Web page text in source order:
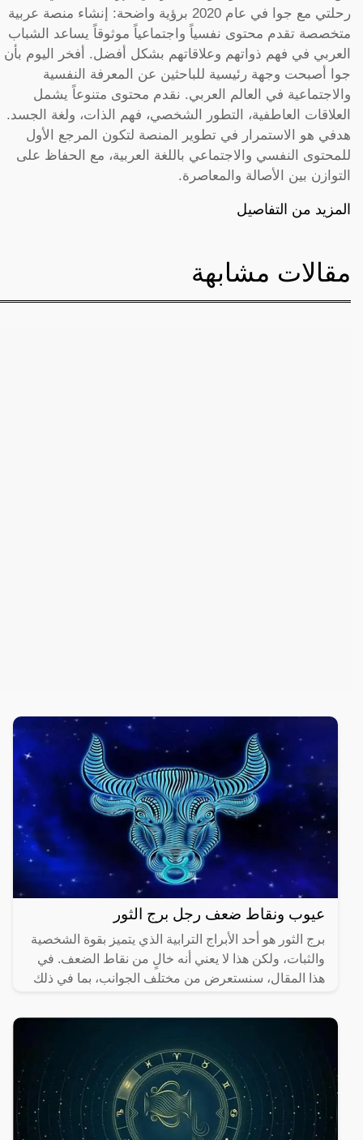
رحلتي مع جوا في عام 2020 برؤية واضحة: إنشاء منصة عربية
متخصصة تقدم محتوى نفسياً واجتماعياً موثوقاً يساعد الشباب
العربي في فهم ذواتهم وعلاقاتهم بشكل أفضل. أفخر اليوم بأن
جوا أصبحت وجهة رئيسية للباحثين عن المعرفة النفسية
والاجتماعية في العالم العربي. نقدم محتوى متنوعاً يشمل
العلاقات العاطفية، التطور الشخصي، فهم الذات، ولغة الجسد.
هدفي هو الاستمرار في تطوير المنصة لتكون المرجع الأول
للمحتوى النفسي والاجتماعي باللغة العربية، مع الحفاظ على
التوازن بين الأصالة والمعاصرة.
المزيد من التفاصيل
مقالات مشابهة
عيوب ونقاط ضعف رجل برج الثور
برج الثور هو أحد الأبراج الترابية الذي يتميز بقوة الشخصية
والثبات، ولكن هذا لا يعني أنه خالٍ من نقاط الضعف. في
هذا المقال، سنستعرض من مختلف الجوانب، بما في ذلك